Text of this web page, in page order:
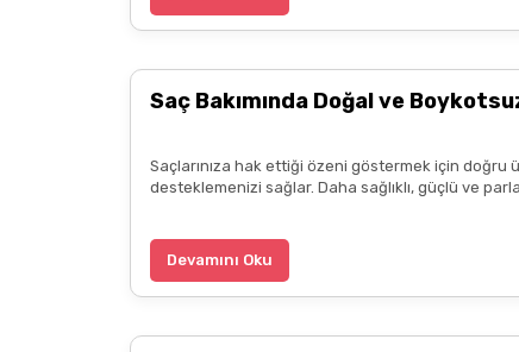
Fiyatları piyasadan araştıranlar
k... ö... | 20/05/2025
3.alışverişim çok memnunum boykot
ürün hakkında detaylı bilgiler hızlı kargo bütün
B... P... | 11/04/2025
Saç Bakımında Doğal ve
Saçlarınıza hak ettiği özeni göstermek için doğru
desteklemenizi sağlar. Daha sağlıklı, güçlü ve
Devamını Oku